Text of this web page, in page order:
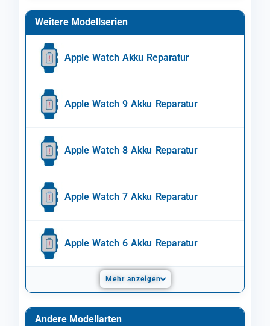
Weitere Modellserien
Apple Watch Akku Reparatur
Apple Watch 9 Akku Reparatur
Apple Watch 8 Akku Reparatur
Apple Watch 7 Akku Reparatur
Apple Watch 6 Akku Reparatur
Mehr anzeigen
Andere Modellarten